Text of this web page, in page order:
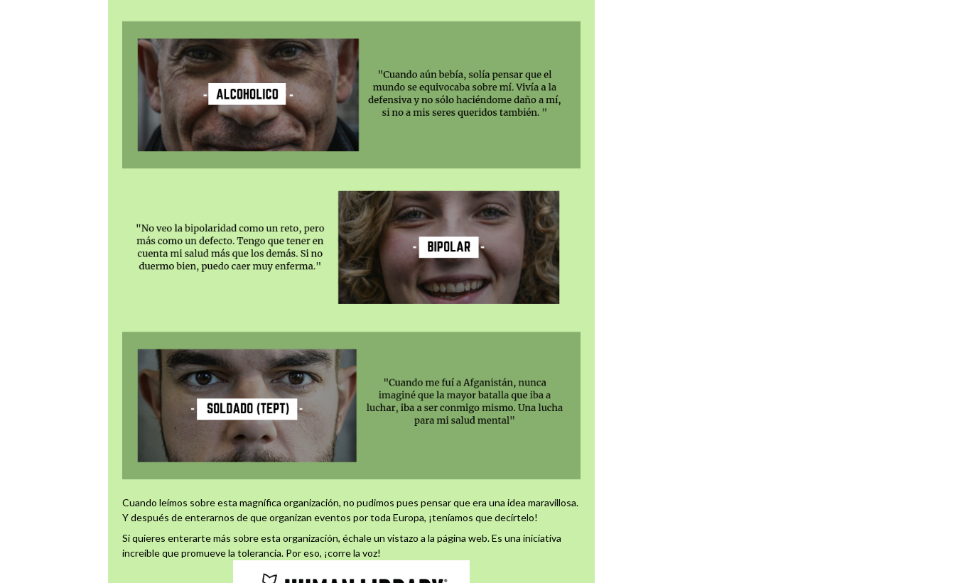
Cuando leímos sobre esta magnífica organización, no pudimos pues pensar que era una idea maravillosa.
Y después de enterarnos de que organizan eventos por toda Europa, ¡teníamos que decírtelo!
Si quieres enterarte más sobre esta organización, échale un vistazo a la página web. Es una iniciativa
increíble que promueve la tolerancia. Por eso, ¡corre la voz!